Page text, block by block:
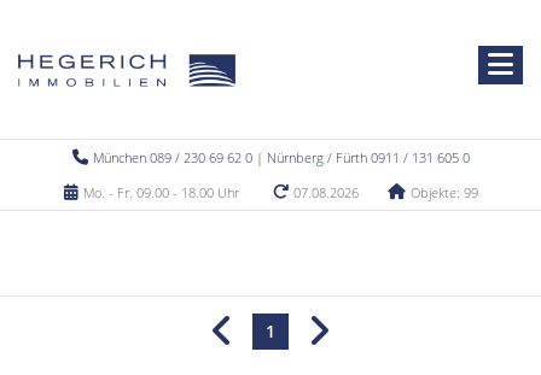
München 089 / 230 69 62 0 | Nürnberg / Fürth 0911 / 131 605 0
Mo. - Fr. 09.00 - 18.00 Uhr
07.08.2026 Objekte: 99
1